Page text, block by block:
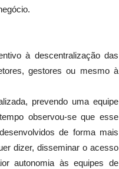
à descentralização das
gestores ou mesmo à
prevendo uma equipe
observou-se que esse
de forma mais
dizer, disseminar o acesso
autonomia às equipes de